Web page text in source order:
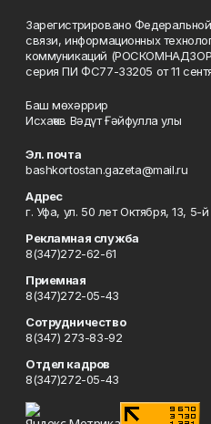
Зарегистрировано
связи, информационных
коммуникаций
серия ПИ ФС77-33205 от 11
Баш мөхәррир
Исхаҡов Вәдүт Ғәйфулла улы
Эл. почта
bashkortostan.gazeta@mail.ru
Адрес
г. Уфа, ул. 50 лет Октября, 13, 5-
Рекламная служба
8(347)272-62-61
Приемная
8(347)272-05-43
Сотрудничество
8(347) 273-83-92
Отдел кадров
8(347)272-05-43